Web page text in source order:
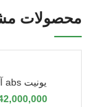
محصولات
یونیت abs آریزو 5